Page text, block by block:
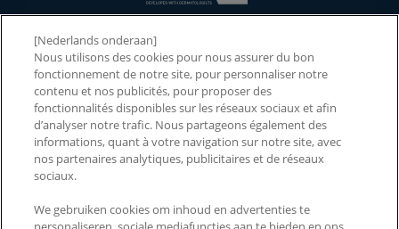
NOS PRODUITS
NOS INGRÉDIENTS
NOTRE MARQUE
2026 CERAWARDS
CONTACTEZ-NOUS PAYS ET RÉGIONS
[Nederlands onderaan]
Nous utilisons des cookies pour nous assurer du bon
fonctionnement de notre site, pour personnaliser notre
contenu et nos publicités, pour proposer des
fonctionnalités disponibles sur les réseaux sociaux et afin
d’analyser notre trafic. Nous partageons également des
informations, quant à votre navigation sur notre site, avec
nos partenaires analytiques, publicitaires et de réseaux
sociaux.
We gebruiken cookies om inhoud en advertenties te